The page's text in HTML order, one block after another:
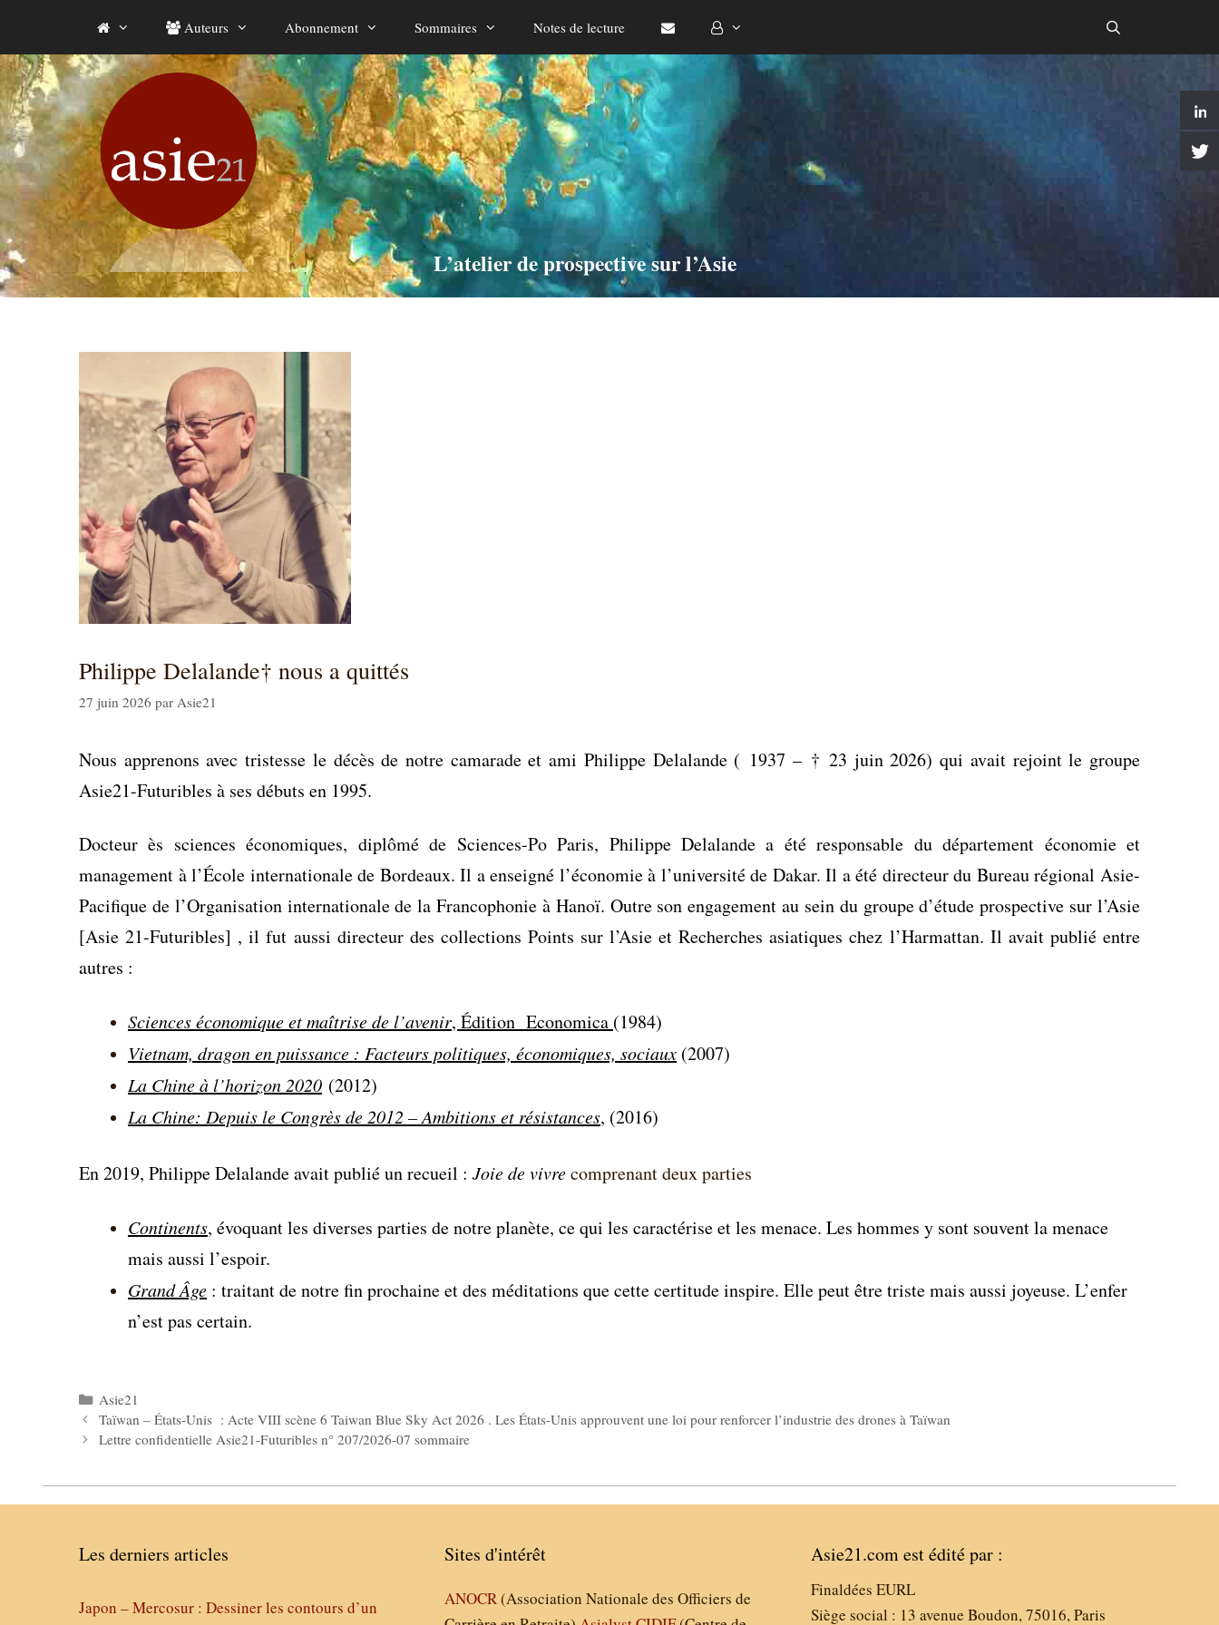
contenu
Auteurs Abonnement Sommaires Notes de lecture
L’atelier de prospective sur l’Asie
Philippe Delalande† nous a quittés
27 juin 2026 par Asie21
Nous apprenons avec tristesse le décès de notre camarade et ami Philippe Delalande ( 1937 – † 23 juin 2026) qui avait rejoint le groupe
Asie21-Futuribles à ses débuts en 1995.
Docteur ès sciences économiques, diplômé de Sciences-Po Paris, Philippe Delalande a été responsable du département économie et
management à l’École internationale de Bordeaux. Il a enseigné l’économie à l’université de Dakar. Il a été directeur du Bureau régional Asie-
Pacifique de l’Organisation internationale de la Francophonie à Hanoï. Outre son engagement au seindu groupe d’étude prospective sur l’Asie
[Asie 21-Futuribles] , il fut aussi directeur des collections Points sur l’Asie et Recherches asiatiques chez l’Harmattan. Il avait publié entre
autres :
Sciences économique et maîtrise de l’avenir, Édition Economica (1984)
Vietnam, dragon en puissance : Facteurs politiques, économiques, sociaux (2007)
La Chine à l’horizon 2020 (2012)
La Chine: Depuis le Congrès de 2012 – Ambitions et résistances, (2016)
En 2019, Philippe Delalande avait publié un recueil : Joie de vivrecomprenant deux parties
Continents, évoquant les diverses parties de notre planète, ce qui les caractérise et les menace. Les hommes y sont souvent la menace
mais aussi l’espoir.
Grand Âge : traitant de notre fin prochaine et des méditations que cette certitude inspire. Elle peut être triste mais aussi joyeuse. L’enfer
n’est pas certain.
Catégories
Asie21
Taïwan – États-Unis : Acte VIII scène 6 Taiwan Blue Sky Act 2026 . Les États-Unis approuvent une loi pour renforcer l’industrie des drones à Taïwan
Lettre confidentielle Asie21-Futuribles n° 207/2026-07 sommaire
Les derniers articles
Japon – Mercosur : Dessiner les contours d’un
Sites d'intérêt
ANOCR(Association Nationale des Officiers de
Asie21.com est édité par :
Finaldées EURL
Siège social : 13 avenue Boudon, 75016, Paris